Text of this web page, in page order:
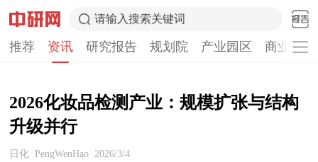
请输入搜索关键词
推荐 资讯 研究报告 规划院 产业园区 商业计
2026化妆品检测产业：规模扩张与结构
升级并行
日化 PengWenHao 2026/3/4